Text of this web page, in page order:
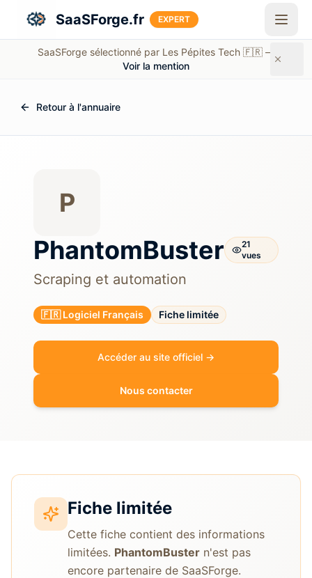
Aller au contenu principal
SaaSForge.fr EXPERT
SaaSForge sélectionné par Les Pépites Tech 🇫🇷 —
Voir la mention
Retour à l'annuaire
P
PhantomBuster
21
vues
Scraping et automation
🇫🇷 Logiciel Français Fiche limitée
Accéder au site officiel →
Nous contacter
Fiche limitée
Cette fiche contient des informations
limitées. PhantomBuster n'est pas
encore partenaire de SaaSForge.